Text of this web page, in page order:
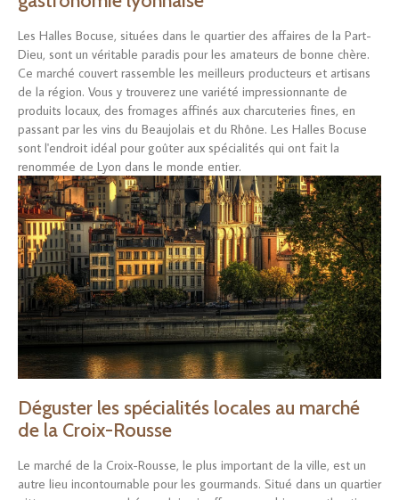
Les Halles Bocuse, situées dans le quartier des affaires de la Part-
Dieu, sont un véritable paradis pour les amateurs de bonne chère.
Ce marché couvert rassemble les meilleurs producteurs et artisans
de la région. Vous y trouverez une variété impressionnante de
produits locaux, des fromages affinés aux charcuteries fines, en
passant par les vins du Beaujolais et du Rhône. Les Halles Bocuse
sont l'endroit idéal pour goûter aux spécialités qui ont fait la
renommée de Lyon dans le monde entier.
Déguster les spécialités locales au marché
de la Croix-Rousse
Le marché de la Croix-Rousse, le plus important de la ville, est un
autre lieu incontournable pour les gourmands. Situé dans un quartier